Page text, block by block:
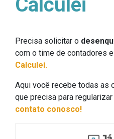
Calculei
Precisa solicitar o
com o time de contadores
Calculei.
Aqui você recebe todas as
que precisa para
contato conosco!